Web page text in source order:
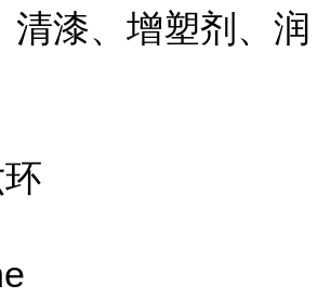
清漆、增塑剂、润